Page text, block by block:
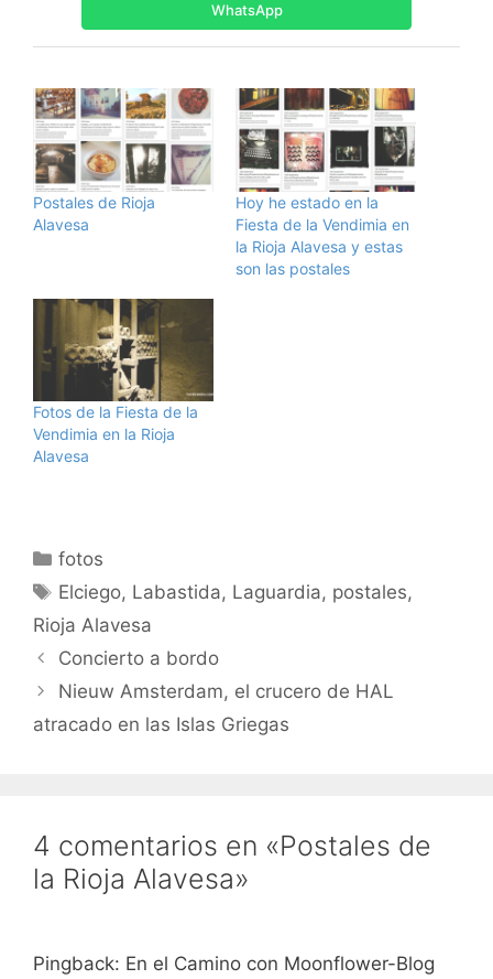
WhatsApp
Postales de Rioja
Alavesa
Hoy he estado en la
Fiesta de la Vendimia en
la Rioja Alavesa y estas
son las postales
Fotos de la Fiesta de la
Vendimia en la Rioja
Alavesa
Categorías
fotos
Etiquetas
Elciego, Labastida, Laguardia, postales,
Rioja Alavesa
Concierto a bordo
Nieuw Amsterdam, el crucero de HAL
atracado en las Islas Griegas
4 comentarios en «Postales de
la Rioja Alavesa»
Pingback: En el Camino con Moonflower-Blog